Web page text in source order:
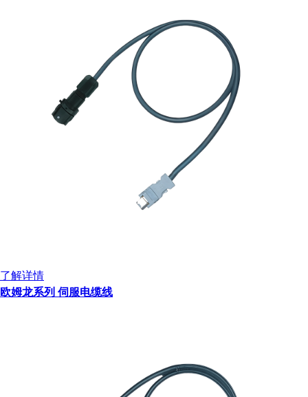
了解详情
欧姆龙系列 伺服电缆线